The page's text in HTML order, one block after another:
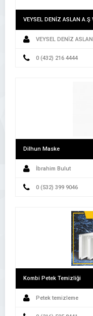
VEYSEL DENİZ ASLAN
0 (432) 216 4444
Dilhun Maske
İbrahim Bulut
0 (532) 399 9046
Kombi Petek Temizliği
Petek temizleme